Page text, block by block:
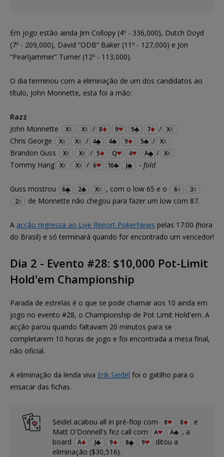
Em jogo estão ainda Jim Collopy (4º - 336,000), Dutch Doyd
(7º - 209,000), David “ODB” Baker (11º - 127,000) e Jon
“Pearljammer” Turner (12º - 113,000).
O dia terminou com a eliminação de um dos candidatos ao
título, John Monnette, esta foi a mão:
Razz
John Monnette
XX XX / 8 9 9 7 / XX
Chris George XX XX / 4 4 9 5 / XX
Brandon Guss XX XX / 5 Q 4 A / XX
Tommy Hang XX XX / 6 10 J - fold
Guss mostrou 6 2 XX , com o low 65 e o 6X 3X
2X de Monnette não chegou para fazer um low com 87.
A acção regressa ao Live Report PokerNews pelas 17:00 (hora
do Brasil) e só terminará quando for encontrado um vencedor!
Dia 2 - Evento #28: $10,000 Pot-Limit
Hold'em Championship
Parada de estrelas é o que se pode chamar aos 10 ainda em
jogo no evento #28, o Championship de Pot Limit Hold'em. A
acção parou quando faltavam 20 minutos para se
completarem 10 horas de jogo e foi encontrada a mesa final,
não oficial.
A eliminação da lenda viva Erik Seidel foi o gatilho para o
ensacar das fichas.
Seidel acabou all in pré-flop com 8 8
e
Matt O'Donnell's fez call com
A A
, a
board
A J 9 8 9
ditou a
eliminação ($30,516).